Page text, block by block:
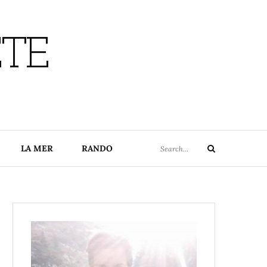
LA MER RANDO
for:
Search